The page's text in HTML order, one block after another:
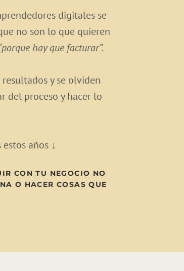
digitales se
no son lo que quieren
hay que facturar”.
y se olviden
del proceso y hacer lo
años ↓
CON TU NEGOCIO NO
O HACER COSAS QUE